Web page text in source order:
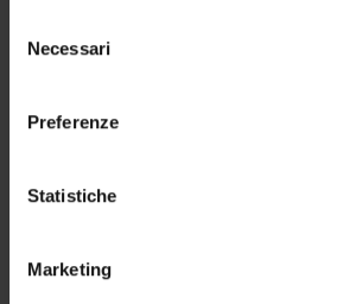
modificare o revocare il proprio
momento dalla Dichiarazione sui
raccogliere informazioni sulla
geografica, con
Identificare il tuo dispositivo,
delNecessari
Preferenze
Statistiche
Marketing
DEPARTMENT BY THE
Pubblicazioni del Dipartimento,
ricerca.